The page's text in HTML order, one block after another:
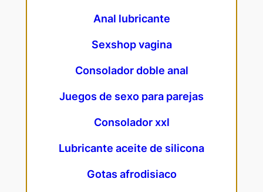
Anal lubricante
Sexshop vagina
Consolador doble anal
Juegos de sexo para parejas
Consolador xxl
Lubricante aceite de silicona
Gotas afrodisiaco